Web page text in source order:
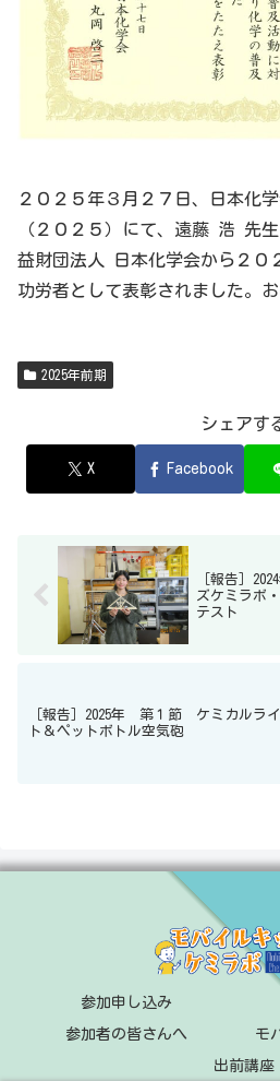
２０２５年３月２７日、日本化
（２０２５）にて、遠藤 浩 先
益財団法人 日本化学会から２０
功労者として表彰されました。
2025年前期
シェアす
X Facebook
［報告］
ズケミラボ
テスト
［報告］2025年 第１節 ケミカルライ
ト＆ペットボトル空気砲
参加申し込み
参加者の皆さんへ モ
出前講座